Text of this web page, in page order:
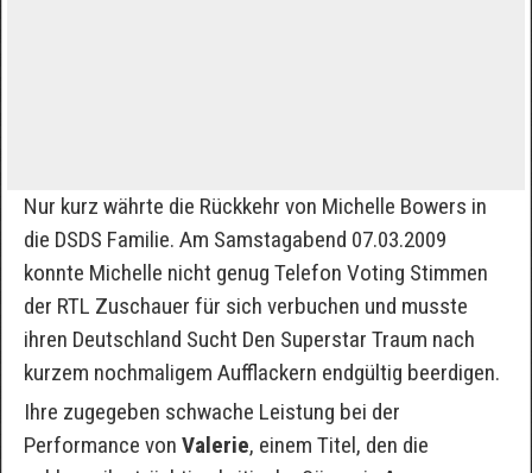
Nur kurz währte die Rückkehr von Michelle Bowers in
die DSDS Familie. Am Samstagabend 07.03.2009
konnte Michelle nicht genug Telefon Voting Stimmen
der RTL Zuschauer für sich verbuchen und musste
ihren Deutschland Sucht Den Superstar Traum nach
kurzem nochmaligem Aufflackern endgültig beerdigen.
Ihre zugegeben schwache Leistung bei der
Performance von Valerie, einem Titel, den die